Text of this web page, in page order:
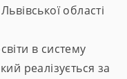
області
в систему
реалізується за